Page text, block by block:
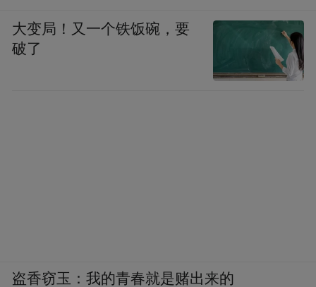
大变局！又一个铁饭碗，要
破了
盗香窃玉：我的青春就是赌出来的